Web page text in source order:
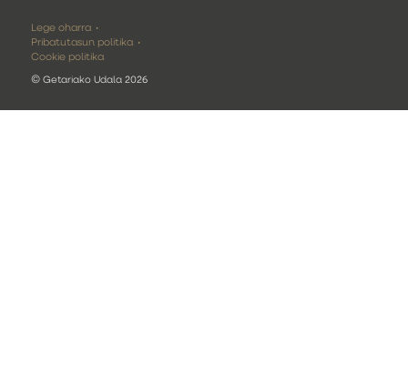
Lege oharra
Pribatutasun politika
Cookie politika
©Getariako Udala 2026